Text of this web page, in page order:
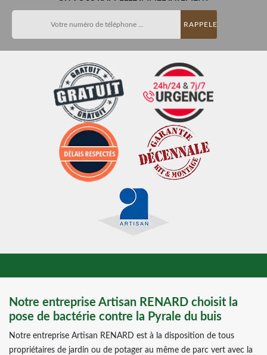
Notre entreprise Artisan RENARD choisit la
pose de bactérie contre la Pyrale du buis
Notre entreprise Artisan RENARD est à la disposition de tous
propriétaires de jardin ou de potager au même de parc vert avec la